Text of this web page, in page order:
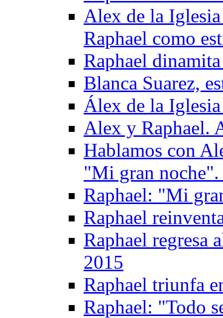
Alex de la Iglesia
Raphael como
Raphael
Blanca Suarez,
Álex de la
Alex y Raphael.
Hablamos con
"Mi gran
Raphael: "Mi
Raphael
Raphael regresa
2015
Raphael triunfa
Raphael: "Todo